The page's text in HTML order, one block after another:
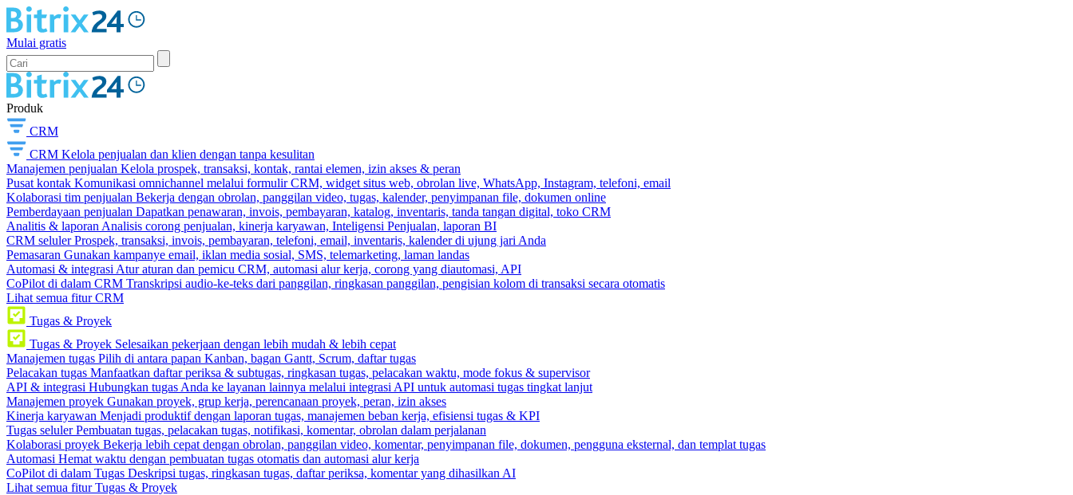
Mulai gratis
Produk
CRM
CRM Kelola penjualan dan klien dengan tanpa kesulitan
Manajemen penjualan Kelola prospek, transaksi, kontak, rantai elemen, izin akses & peran
Pusat kontak Komunikasi omnichannel melalui formulir CRM, widget situs web, obrolan live, WhatsApp, Instagram, telefoni, email
Kolaborasi tim penjualan Bekerja dengan obrolan, panggilan video, tugas, kalender, penyimpanan file, dokumen online
Pemberdayaan penjualan Dapatkan penawaran, invois, pembayaran, katalog, inventaris, tanda tangan digital, toko CRM
Analitis & laporan Analisis corong penjualan, kinerja karyawan, Inteligensi Penjualan, laporan BI
CRM seluler Prospek, transaksi, invois, pembayaran, telefoni, email, inventaris, kalender di ujung jari Anda
Pemasaran Gunakan kampanye email, iklan media sosial, SMS, telemarketing, laman landas
Automasi & integrasi Atur aturan dan pemicu CRM, automasi alur kerja, corong yang diautomasi, API
CoPilot di dalam CRM Transkripsi audio-ke-teks dari panggilan, ringkasan panggilan, pengisian kolom di transaksi secara otomatis
Lihat semua fitur CRM
Tugas & Proyek
Tugas & Proyek Selesaikan pekerjaan dengan lebih mudah & lebih cepat
Manajemen tugas Pilih di antara papan Kanban, bagan Gantt, Scrum, daftar tugas
Pelacakan tugas Manfaatkan daftar periksa & subtugas, ringkasan tugas, pelacakan waktu, mode fokus & supervisor
API & integrasi Hubungkan tugas Anda ke layanan lainnya melalui integrasi API untuk automasi tugas tingkat lanjut
Manajemen proyek Gunakan proyek, grup kerja, perencanaan proyek, peran, izin akses
Kinerja karyawan Menjadi produktif dengan laporan tugas, manajemen beban kerja, efisiensi tugas & KPI
Tugas seluler Pembuatan tugas, pelacakan tugas, notifikasi, komentar, obrolan dalam perjalanan
Kolaborasi proyek Bekerja lebih cepat dengan obrolan, panggilan video, komentar, penyimpanan file, dokumen, pengguna eksternal, dan templat tugas
Automasi Hemat waktu dengan pembuatan tugas otomatis dan automasi alur kerja
CoPilot di dalam Tugas Deskripsi tugas, ringkasan tugas, daftar periksa, komentar yang dihasilkan AI
Lihat semua fitur Tugas & Proyek